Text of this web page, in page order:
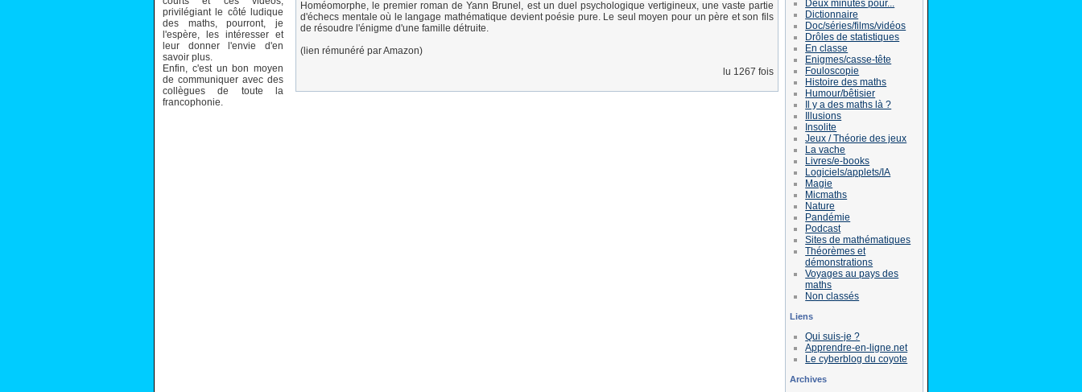
privilégiant le côté ludique
des maths, pourront, je
l'espère, les intéresser et
leur donner l'envie d'en
savoir plus.
Enfin, c'est un bon moyen
de communiquer avec des
collègues de toute la
francophonie.
Homéomorphe, le premier roman de Yann Brunel, est un duel psychologique vertigineux, une vaste partie
d'échecs mentale où le langage mathématique devient poésie pure. Le seul moyen pour un père et son fils
de résoudre l'énigme d'une famille détruite.
(lien rémunéré par Amazon)
lu 1267 fois
Deux minutes pour...
Dictionnaire
Doc/séries/films/vidéos
Drôles de statistiques
En classe
Enigmes/casse-tête
Fouloscopie
Histoire des maths
Humour/bêtisier
Il y a des maths là ?
Illusions
Insolite
Jeux / Théorie des jeux
La vache
Livres/e-books
Logiciels/applets/IA
Magie
Micmaths
Nature
Pandémie
Podcast
Sites de mathématiques
Théorèmes et
démonstrations
Voyages au pays des
maths
Non classés
Liens
Qui suis-je ?
Apprendre-en-ligne.net
Le cyberblog du coyote
Archives